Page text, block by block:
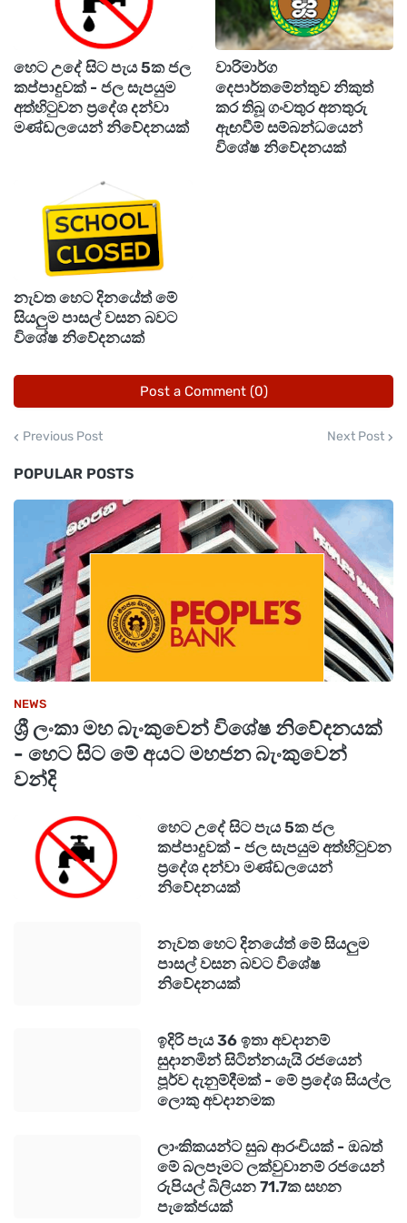
අත්අඩංගුවට ගෙන තිබෙනවා.
මොහු මැණික්හින්න පොලිස් ස්ථානයේ හිටපු
ස්ථානාධිපතිවරයා ද වන බවයි පොලිසිය සදහන්
කළේ.
මෙම මරණය සම්බන්ධයෙන් දැනටමත් පුළුල්
විමර්ශන ක්‍රියාත්මක වන අතර, එහි ප්‍රධාන
සැකකරුට නීතියෙන් බේරී සැඟවී සිටීමට ආධාර
උපකාර කිරීම සම්බන්ධයෙන් සැකකරු සිදු කල
පපොච්ච්රණයකට අනුව මෙම නිලධාරියා
අත්අඩංගුවට ගෙන ඇති බවයි පොලිසිය සඳහන්
මින් පෙර යාපනය ප්‍රදේශයේදී අත්අඩංගුවට ගත්
ප්‍රධාන සැකකරු, ඔහුගේ බිරිඳ සහ තවත්
සැකකරුවෙකු පැය 48ක් රඳවාගෙන ප්‍රශ්න කිරීමට
ඒ ඔවුන් ඊයේ (25) නුවරඑළිය මහේස්ත්‍රාත්
අධිකරණය වෙත ඉදිරිපත් කළ අවස්ථාවේදී යි.
හෙට උදේ සිට පැය 5ක ජල
කප්පාදුවක් - ජල සැපයුම
අත්හිටුවන ප්‍රදේශ දන්වා
මණ්ඩලයෙන් නිවේදනයක්
වාරිමාර්ග
දෙපාර්තමේන්තුව නිකුත්
කර තිබූ ගංවතුර අනතුරු
ඇඟවීම් සම්බන්ධයෙන්
විශේෂ නිවේදනයක්
නැවත හෙට දිනයේත් මේ
සියලුම පාසල් වසන බවට
විශේෂ නිවේදනයක්
Post a Comment (0)
Previous Post Next Post
POPULAR POSTS
NEWS
ශ්‍රී ලංකා මහ බැංකුවෙන් විශේෂ නිවේදනයක්
- හෙට සිට මේ අයට මහජන බැංකුවෙන්
වන්දි
හෙට උදේ සිට පැය 5ක ජල
කප්පාදුවක් - ජල සැපයුම අත්හිටුවන
ප්‍රදේශ දන්වා මණ්ඩලයෙන්
නිවේදනයක්
නැවත හෙට දිනයේත් මේ සියලුම
පාසල් වසන බවට විශේෂ
නිවේදනයක්
ඉදිරි පැය 36 ඉතා අවදානම්
සුදානමින් සිටින්නයැයි රජයෙන්
පූර්ව දැනුම්දීමක් - මේ ප්‍රදේශ සියල්ල
ලොකු අවදානමක
ලාංකිකයන්ට සුබ ආරංචියක් - ඔබත්
මේ බලපෑමට ලක්වුවානම් රජයෙන්
රුපියල් බිලියන 71.7ක සහන
පැකේජයක්